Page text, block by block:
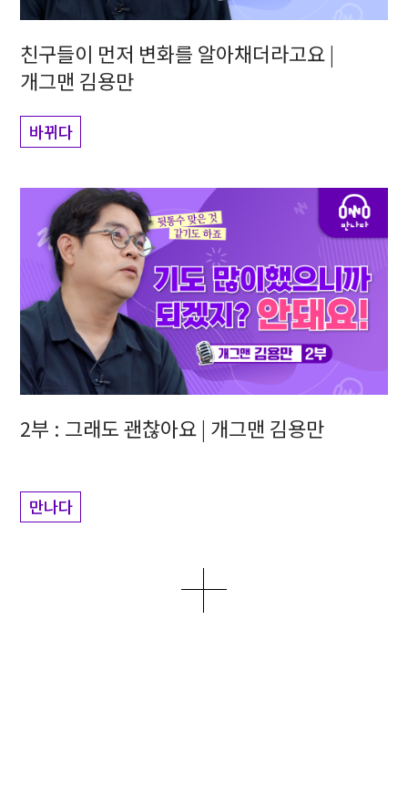
친구들이 먼저 변화를 알아채더라고요 |
개그맨 김용만
바뀌다
2부 : 그래도 괜찮아요 | 개그맨 김용만
만나다